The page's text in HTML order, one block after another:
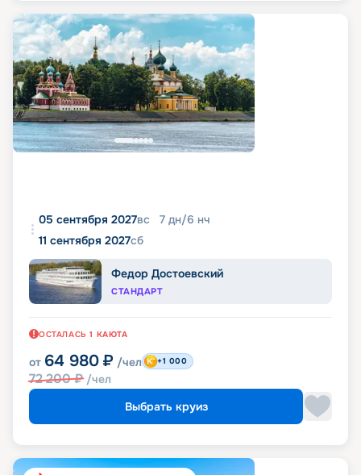
05 сентября 2027вс 7 дн/6 нч
11 сентября 2027сб
Федор Достоевский
СТАНДАРТ
ОСТАЛАСЬ 1 КАЮТА
от 64 980 ₽ /чел
72 200₽ /чел
+1 000
Выбрать круиз